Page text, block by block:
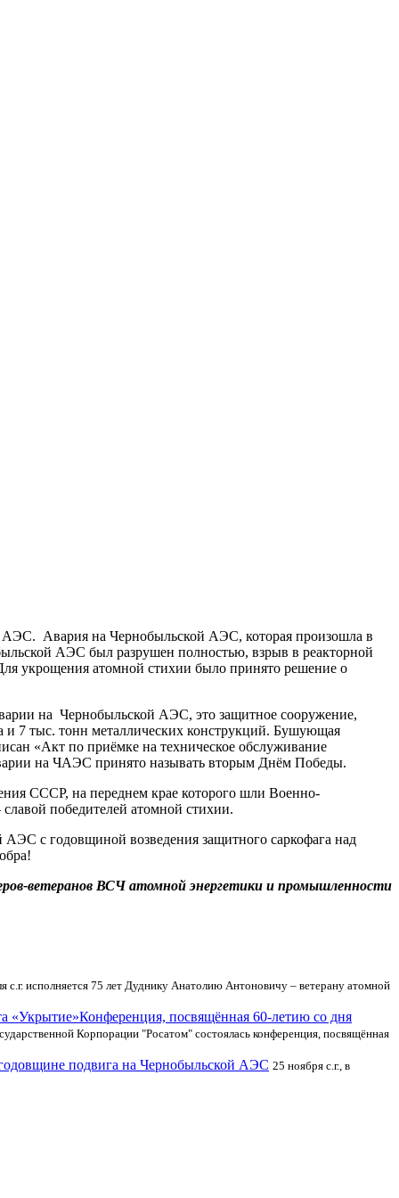
АЭС. Авария на Чернобыльской АЭС, которая произошла в
АЭС был разрушен полностью, взрыв в реакторной
укрощения атомной стихии было принято решение о
на Чернобыльской АЭС, это защитное сооружение,
и 7 тыс. тонн металлических конструкций. Бушующая
«Акт по приёмке на техническое обслуживание
на ЧАЭС принято называть вторым Днём Победы.
СССР, на переднем крае которого шли Военно-
победителей атомной стихии.
с годовщиной возведения защитного саркофага над
ветеранов ВСЧ атомной энергетики и промышленности
с.г. исполняется 75 лет Дуднику Анатолию Антоновичу – ветерану атомной
Конференция, посвящённая 60-летию со дня
Корпорации "Росатом" состоялась конференция, посвящённая
подвига на Чернобыльской АЭС 25 ноября с.г., в